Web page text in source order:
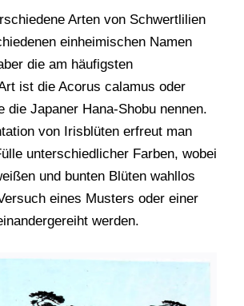
Arten von Schwertlilien
einheimischen Namen
die am häufigsten
ist die Acorus calamus oder
die Japaner Hana-Shobu nennen.
von Irisblüten erfreut man
unterschiedlicher Farben, wobei
und bunten Blüten wahllos
eines Musters oder einer
werden.